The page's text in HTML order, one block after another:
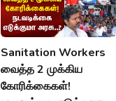
Sanitation Workers
வைத்த 2 முக்கிய
கோரிக்கைகள்!